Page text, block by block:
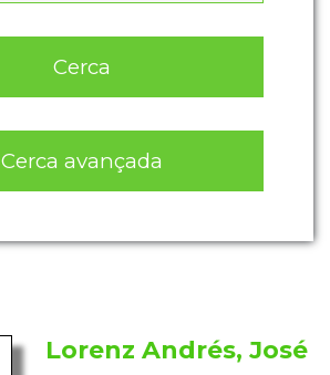
Cerca
Cerca avançada
Lorenz Andrés, José